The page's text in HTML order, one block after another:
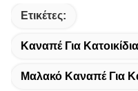
Ετικέτες:
Καναπέ Για
Μαλακό Καναπέ Για